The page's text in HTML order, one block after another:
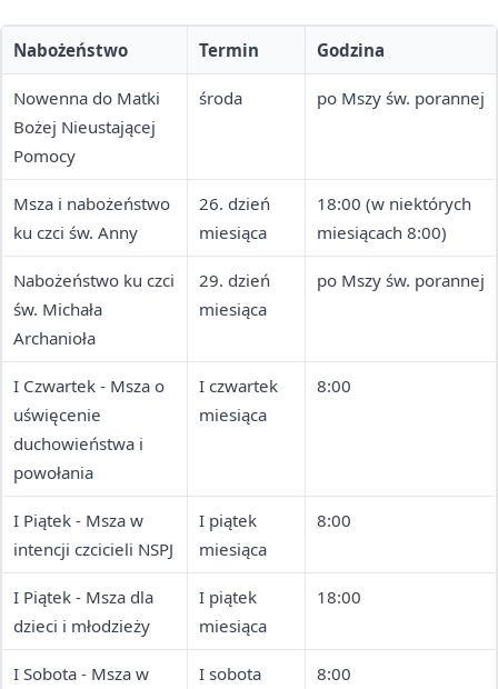
Nabożeństwo Termin Godzina
Nowenna do Matki
Bożej Nieustającej
Pomocy
środa po Mszy św. porannej
Msza i nabożeństwo
ku czci św. Anny
26. dzień
miesiąca
18:00 (w niektórych
miesiącach 8:00)
Nabożeństwo ku czci
św. Michała
Archanioła
29. dzień
miesiąca
po Mszy św. porannej
I Czwartek - Msza o
uświęcenie
duchowieństwa i
powołania
I czwartek
miesiąca
8:00
I Piątek - Msza w
intencji czcicieli NSPJ
I piątek
miesiąca
8:00
I Piątek - Msza dla
dzieci i młodzieży
I piątek
miesiąca
18:00
I Sobota - Msza w
I sobota
8:00